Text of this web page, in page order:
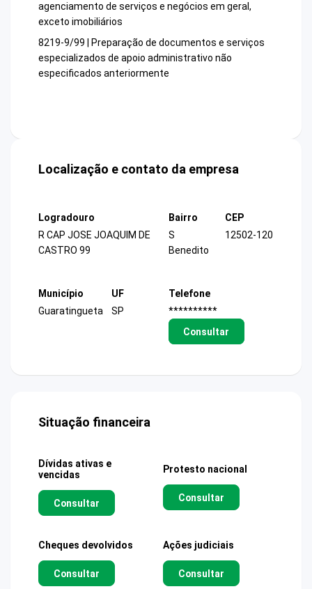
agenciamento de serviços e negócios em geral,
exceto imobiliários
8219-9/99 | Preparação de documentos e serviços
especializados de apoio administrativo não
especificados anteriormente
Localização e contato da empresa
Logradouro
R CAP JOSE JOAQUIM DE
CASTRO 99
Bairro
S
Benedito
CEP
12502-120
Município
Guaratingueta
UF
SP
Telefone
**********
Consultar
Situação financeira
Dívidas ativas e
vencidas
Consultar
Protesto nacional
Consultar
Cheques devolvidos
Consultar
Ações judiciais
Consultar